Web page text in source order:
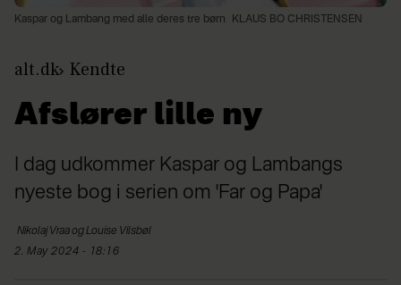
Kaspar og Lambang med alle deres tre børn KLAUS BO CHRISTENSEN
alt.dk Kendte
Afslører lille ny
I dag udkommer Kaspar og Lambangs
nyeste bog i serien om 'Far og Papa'
Nikolaj Vraa ogLouise Vilsbøl
2. May 2024 - 18:16